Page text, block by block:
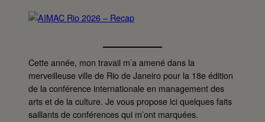
Cette année, mon travail m’a amené dans la
merveilleuse ville de Rio de Janeiro pour la 18e édition
de la conférence internationale en management des
arts et de la culture. Je vous propose ici quelques faits
saillants de conférences qui m’ont marquées.